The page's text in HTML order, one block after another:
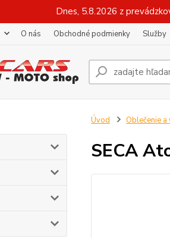
Dnes, 5.8.2026 z
O nás Obchodné podmienky Služby
Úvod Oblečenie a
SECA